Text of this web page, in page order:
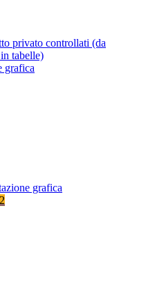
privato controllati (da
tabelle)
grafica
grafica
2